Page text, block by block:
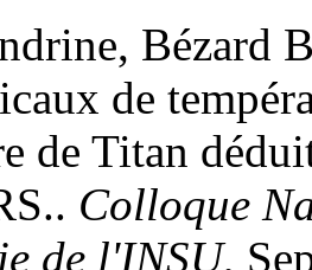
, Bézard
de
de Titan
. Colloque
de l'INSU,